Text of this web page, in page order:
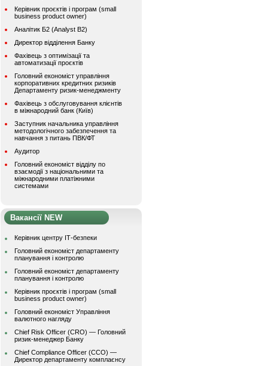
Керівник проєктів і програм (small
business product owner)
Аналітик Б2 (Analyst B2)
Директор відділення Банку
Фахівець з оптимізації та
автоматизації проєктів
Головний економіст управління
корпоративних кредитних ризиків
Департаменту ризик-менеджменту
Фахівець з обслуговування клієнтів
в міжнародний банк (Київ)
Заступник начальника управління
методологічного забезпечення та
навчання з питань ПВК/ФТ
Аудитор
Головний економіст відділу по
взаємодії з національними та
міжнародними платіжними
системами
Вакансії NEW
Керівник центру ІТ-безпеки
Головний економіст департаменту
планування і контролю
Головний економіст департаменту
планування і контролю
Керівник проєктів і програм (small
business product owner)
Головний економіст Управління
валютного нагляду
Chief Risk Officer (CRO) — Головний
ризик-менеджер Банку
Chief Compliance Officer (CCO) —
Директор департаменту комплаєнсу